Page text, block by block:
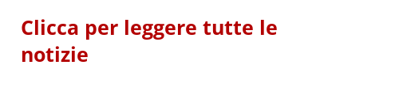
Clicca per leggere tutte le
notizie